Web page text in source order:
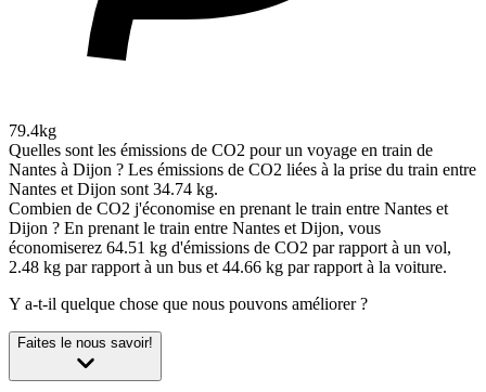
79.4kg
Quelles sont les émissions de CO2 pour un voyage en train de
Nantes à Dijon ? Les émissions de CO2 liées à la prise du train entre
Nantes et Dijon sont 34.74 kg.
Combien de CO2 j'économise en prenant le train entre Nantes et
Dijon ? En prenant le train entre Nantes et Dijon, vous
économiserez 64.51 kg d'émissions de CO2 par rapport à un vol,
2.48 kg par rapport à un bus et 44.66 kg par rapport à la voiture.
Y a-t-il quelque chose que nous pouvons améliorer ?
Faites le nous savoir!